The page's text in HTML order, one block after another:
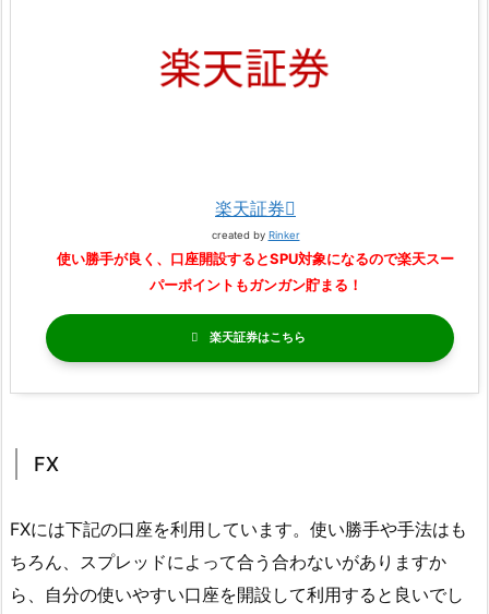
楽天証券
created by Rinker
使い勝手が良く、口座開設するとSPU対象になるので楽天スー
パーポイントもガンガン貯まる！
楽天証券
FX
FXには下記の口座を利用しています。使い勝手や手法はも
ちろん、スプレッドによって合う合わないがありますか
ら、自分の使いやすい口座を開設して利用すると良いでし